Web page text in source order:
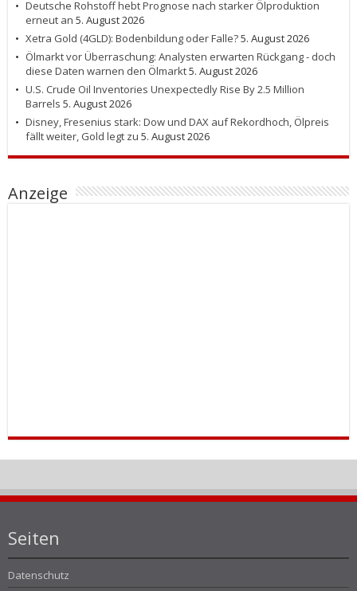
Deutsche Rohstoff hebt Prognose nach starker Ölproduktion
erneut an 5. August 2026
Xetra Gold (4GLD): Bodenbildung oder Falle?5. August 2026
Ölmarkt vor Überraschung: Analysten erwarten Rückgang - doch
diese Daten warnen den Ölmarkt5. August 2026
U.S. Crude Oil Inventories Unexpectedly Rise By 2.5 Million
Barrels 5. August 2026
Disney, Fresenius stark: Dow und DAX auf Rekordhoch, Ölpreis
fällt weiter, Gold legt zu 5. August 2026
Anzeige
Seiten
Datenschutz